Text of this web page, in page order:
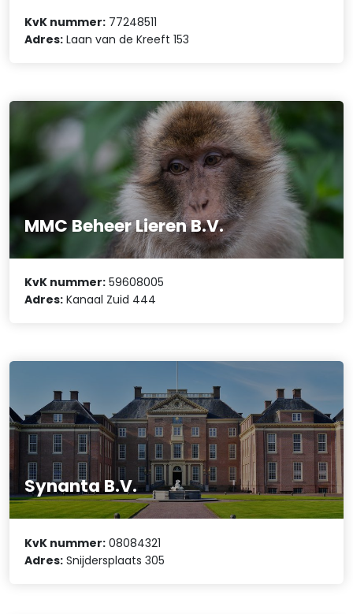
KvK nummer: 77248511
Adres: Laan van de Kreeft 153
MMC Beheer Lieren B.V.
KvK nummer: 59608005
Adres: Kanaal Zuid 444
Synanta B.V.
KvK nummer: 08084321
Adres: Snijdersplaats 305